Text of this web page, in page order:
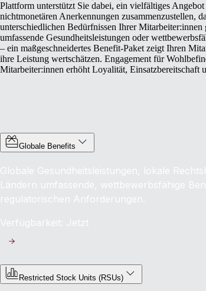
Plattform unterstützt Sie dabei, ein vielfältiges
nichtmonetären Anerkennungen zusammenzustellen,
unterschiedlichen Bedürfnissen Ihrer
umfassende Gesundheitsleistungen oder
– ein maßgeschneidertes Benefit‑Paket zeigt Ihren
ihre Leistung wertschätzen. Engagement für
Mitarbeiter:innen erhöht Loyalität, Einsatzbereitschaft
Globale Benefits
Globale Gesundheitsleistungen, lokale
Ländern umfassende, wettbewerbsfähige
regulatorischen Anforderungen.
Verfügbarkeit: Jetzt
Restricted Stock Units (RSUs)